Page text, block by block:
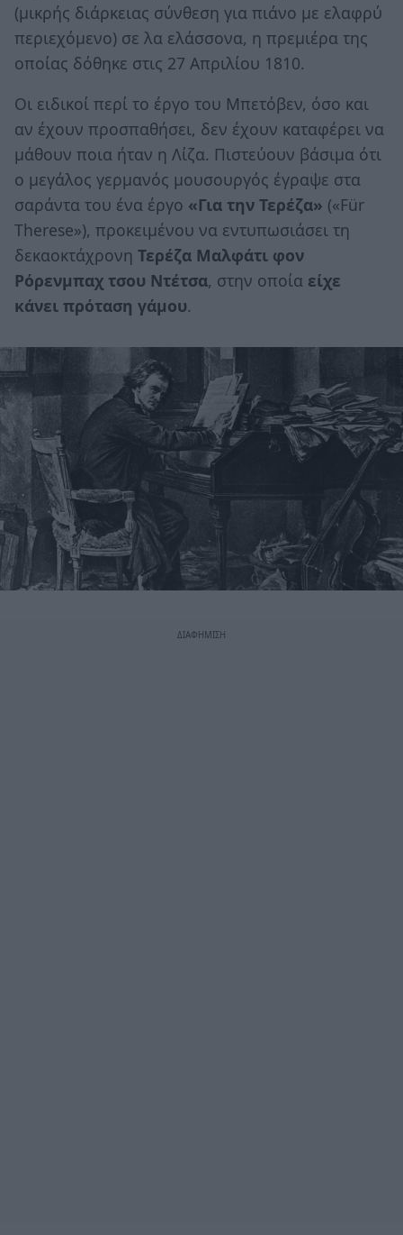
(μικρής διάρκειας σύνθεση για πιάνο με ελαφρύ
περιεχόμενο) σε λα ελάσσονα, η πρεμιέρα της
οποίας δόθηκε στις 27 Απριλίου 1810.
Οι ειδικοί περί το έργο του Μπετόβεν, όσο και
αν έχουν προσπαθήσει, δεν έχουν καταφέρει να
μάθουν ποια ήταν η Λίζα. Πιστεύουν βάσιμα ότι
ο μεγάλος γερμανός μουσουργός έγραψε στα
σαράντα του ένα έργο «Για την Τερέζα» («Für
Therese»), προκειμένου να εντυπωσιάσει τη
δεκαοκτάχρονη Τερέζα Μαλφάτι φον
Ρόρενμπαχ τσου Ντέτσα, στην οποία είχε
κάνει πρόταση γάμου.